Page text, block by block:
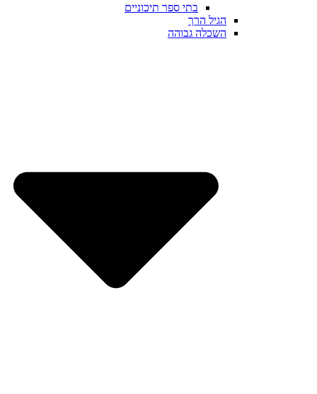
בתי ספר תיכוניים
הגיל הרך
השכלה גבוהה